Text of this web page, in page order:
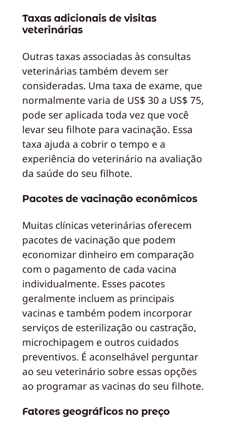
Taxas adicionais de visitas
veterinárias
Outras taxas associadas às consultas
veterinárias também devem ser
consideradas. Uma taxa de exame, que
normalmente varia de US$ 30 a US$ 75,
pode ser aplicada toda vez que você
levar seu filhote para vacinação. Essa
taxa ajuda a cobrir o tempo e a
experiência do veterinário na avaliação
da saúde do seu filhote.
Pacotes de vacinação econômicos
Muitas clínicas veterinárias oferecem
pacotes de vacinação que podem
economizar dinheiro em comparação
com o pagamento de cada vacina
individualmente. Esses pacotes
geralmente incluem as principais
vacinas e também podem incorporar
serviços de esterilização ou castração,
microchipagem e outros cuidados
preventivos. É aconselhável perguntar
ao seu veterinário sobre essas opções
ao programar as vacinas do seu filhote.
Fatores geográficos no preço